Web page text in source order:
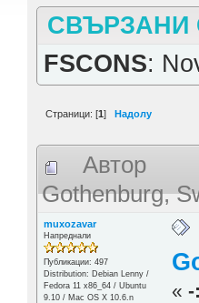
СВЪРЗАНИ
FSCONS:
Страници: [1] Надолу
Автор
Gothenburg,
muxozavar
Напреднали
Публикации: 497
Distribution: Debian Lenny /
Fedora 11 x86_64 / Ubuntu
9.10 / Mac OS X 10.6.n
«-: